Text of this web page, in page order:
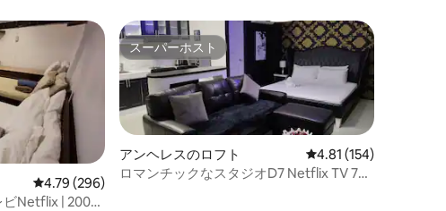
評価
レビュー296件、5つ星中4.79つ星の平均評価
4.79 (296)
ビNetflix | 200
スーパーホスト
スーパーホスト
アンヘレスのロフト レビュー154件、5つ
4.81 (154)
ロマンチックなスタジオD7 Netflix TV 75